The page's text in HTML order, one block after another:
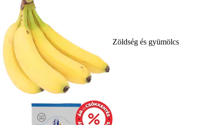
Zöldség és gyümölcs